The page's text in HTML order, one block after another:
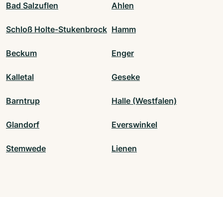
Bad Salzuflen Ahlen
Schloß Holte-Stukenbrock Hamm
Beckum Enger
Kalletal Geseke
Barntrup Halle (Westfalen)
Glandorf Everswinkel
Stemwede Lienen